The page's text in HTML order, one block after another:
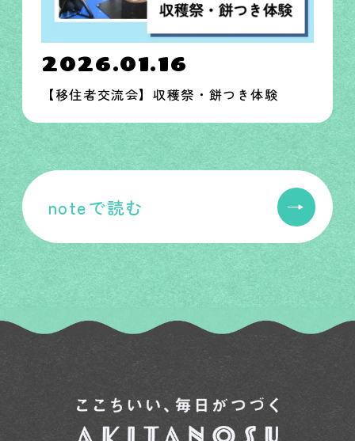
2026.01.16
【移住者交流会】収穫祭・餅つき体験
noteで読む →